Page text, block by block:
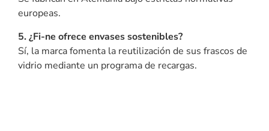
europeas.
5. ¿Fi-ne ofrece envases sostenibles?
Sí, la marca fomenta la reutilización de sus frascos de
vidrio mediante un programa de recargas.